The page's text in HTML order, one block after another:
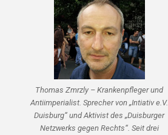
Thomas Zmrzly – Krankenpfleger und
Antiimperialist. Sprecher von „Intiativ e.V.
Duisburg“ und Aktivist des „Duisburger
Netzwerks gegen Rechts“. Seit drei